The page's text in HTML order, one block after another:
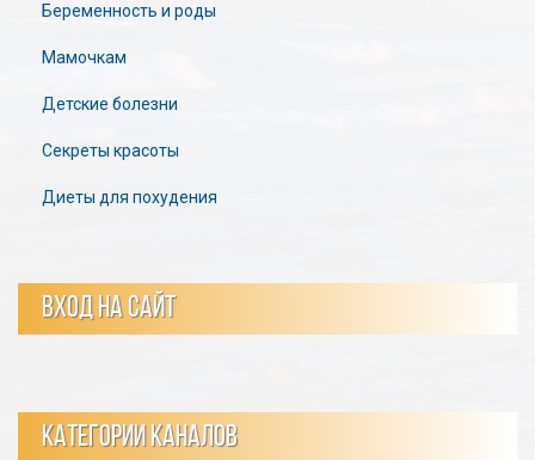
Беременность и роды
Мамочкам
Детские болезни
Секреты красоты
Диеты для похудения
ВХОД НА САЙТ
КАТЕГОРИИ КАНАЛОВ